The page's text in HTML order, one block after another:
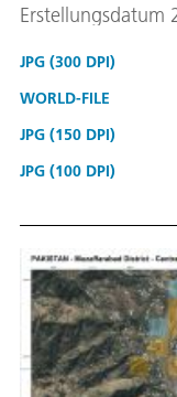
Erstellungsdatum
JPG (300 DPI)
WORLD-FILE
JPG (150 DPI)
JPG (100 DPI)